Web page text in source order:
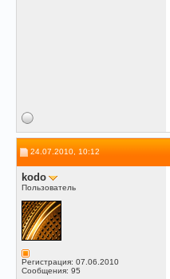
24.07.2010, 10:12
kodo
Пользователь
Регистрация: 07.06.2010
Сообщения: 95